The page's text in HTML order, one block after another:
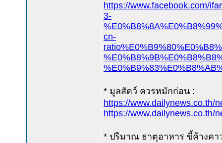
https://www.facebook.com/
3-
cn-
* มูลสัตว์ ควรหมักก่อน :
https://www.dailynews.co.th/
https://www.dailynews.co.th/
* ปริมาณ ธาตุอาหาร ขี้ค้างคา